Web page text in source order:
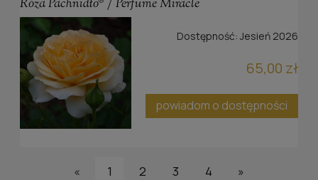
Róża Pachnidło® / Perfume Miracle
Dostępność: Jesień 2026
65,00 zł
powiadom o dostępności
« 1 2 3 4 »